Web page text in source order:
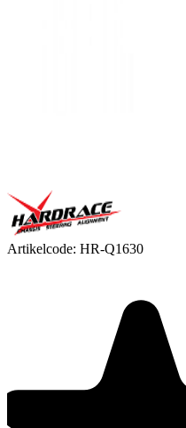
Artikelcode: HR-Q1630